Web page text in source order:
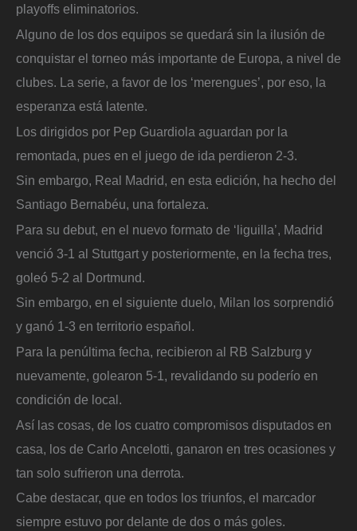
playoffs eliminatorios.
Alguno de los dos equipos se quedará sin la ilusión de
conquistar el torneo más importante de Europa, a nivel de
clubes. La serie, a favor de los ‘merengues’, por eso, la
esperanza está latente.
Los dirigidos por Pep Guardiola aguardan por la
remontada, pues en el juego de ida perdieron 2-3.
Sin embargo, Real Madrid, en esta edición, ha hecho del
Santiago Bernabéu, una fortaleza.
Para su debut, en el nuevo formato de ‘liguilla’, Madrid
venció 3-1 al Stuttgart y posteriormente, en la fecha tres,
goleó 5-2 al Dortmund.
Sin embargo, en el siguiente duelo, Milan los sorprendió
y ganó 1-3 en territorio español.
Para la penúltima fecha, recibieron al RB Salzburg y
nuevamente, golearon 5-1, revalidando su poderío en
condición de local.
Así las cosas, de los cuatro compromisos disputados en
casa, los de Carlo Ancelotti, ganaron en tres ocasiones y
tan solo sufrieron una derrota.
Cabe destacar, que en todos los triunfos, el marcador
siempre estuvo por delante de dos o más goles.